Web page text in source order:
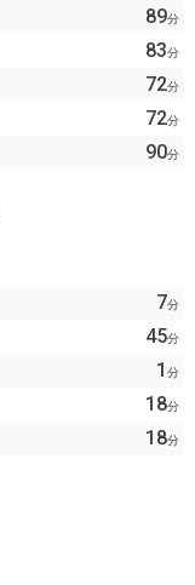
89分
83分
72分
72分
90分
7分
45分
1 分
18分
18分